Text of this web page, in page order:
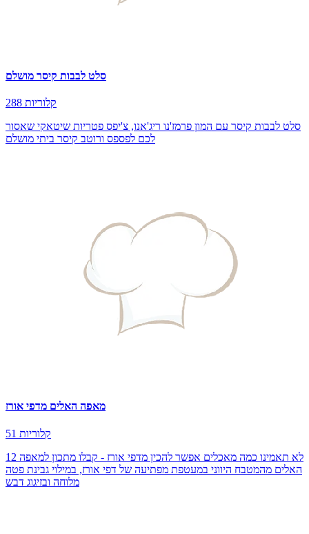
סלט לבבות קיסר מושלם
288 קלוריות
סלט לבבות קיסר עם המון פרמז'נו ריג'אנו, צ'יפס פטריות שיטאקי שאסור
לכם לפספס ורוטב קיסר ביתי מושלם
מאפה האלים מדפי אורז
51 קלוריות
לא תאמינו כמה מאכלים אפשר להכין מדפי אורז - קבלו מתכון למאפה 12
האלים מהמטבח היווני במעטפת מפתיעה של דפי אורז, במילוי גבינת פטה
מלוחה ובזיגוג דבש